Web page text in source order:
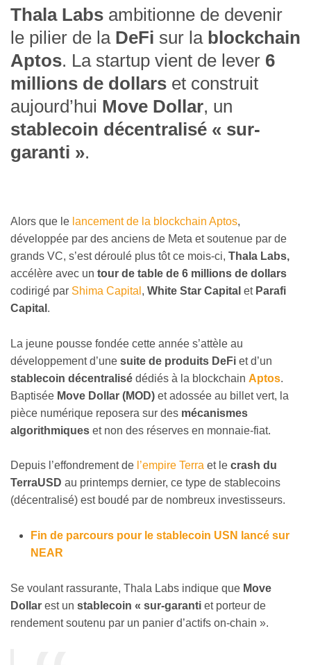
Thala Labs ambitionne de devenir
le pilier de la DeFi sur la blockchain
Aptos. La startup vient de lever 6
millions de dollars et construit
aujourd’hui Move Dollar, un
stablecoin décentralisé « sur-
garanti ».
Alors que le lancement de la blockchain Aptos,
développée par des anciens de Meta et soutenue par de
grands VC, s’est déroulé plus tôt ce mois-ci, Thala Labs,
accélère avec un tour de table de 6 millions de dollars
codirigé par Shima Capital , White Star Capital et Parafi
Capital .
La jeune pousse fondée cette année s’attèle au
développement d’une suite de produits DeFi et d’un
stablecoin décentralisé dédiés à la blockchain Aptos.
Baptisée Move Dollar (MOD) et adossée au billet vert, la
pièce numérique reposera sur des mécanismes
algorithmiques et non des réserves en monnaie-fiat.
Depuis l’effondrement de l’empire Terra et le crash du
TerraUSD au printemps dernier, ce type de stablecoins
(décentralisé) est boudé par de nombreux investisseurs.
Fin de parcours pour le stablecoin USN lancé sur
NEAR
Se voulant rassurante, Thala Labs indique que Move
Dollar est un stablecoin « sur-garanti et porteur de
rendement soutenu par un panier d’actifs on-chain ».